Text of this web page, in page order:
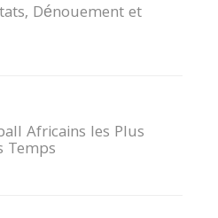
Dénouement et
Africains les Plus
Temps